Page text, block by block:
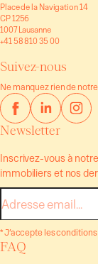
Place de la Navigation 14
CP 1256
1007 Lausanne
+41 58 810 35 00
Suivez-nous
Ne manquez rien de
Newsletter
Inscrivez-vous à
immobiliers et nos
E-
mail
* J’accepte les
FAQ